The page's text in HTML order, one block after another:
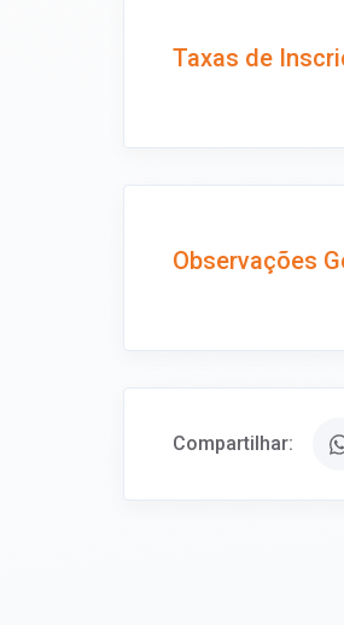
Taxas de
Observações
Compartilhar: